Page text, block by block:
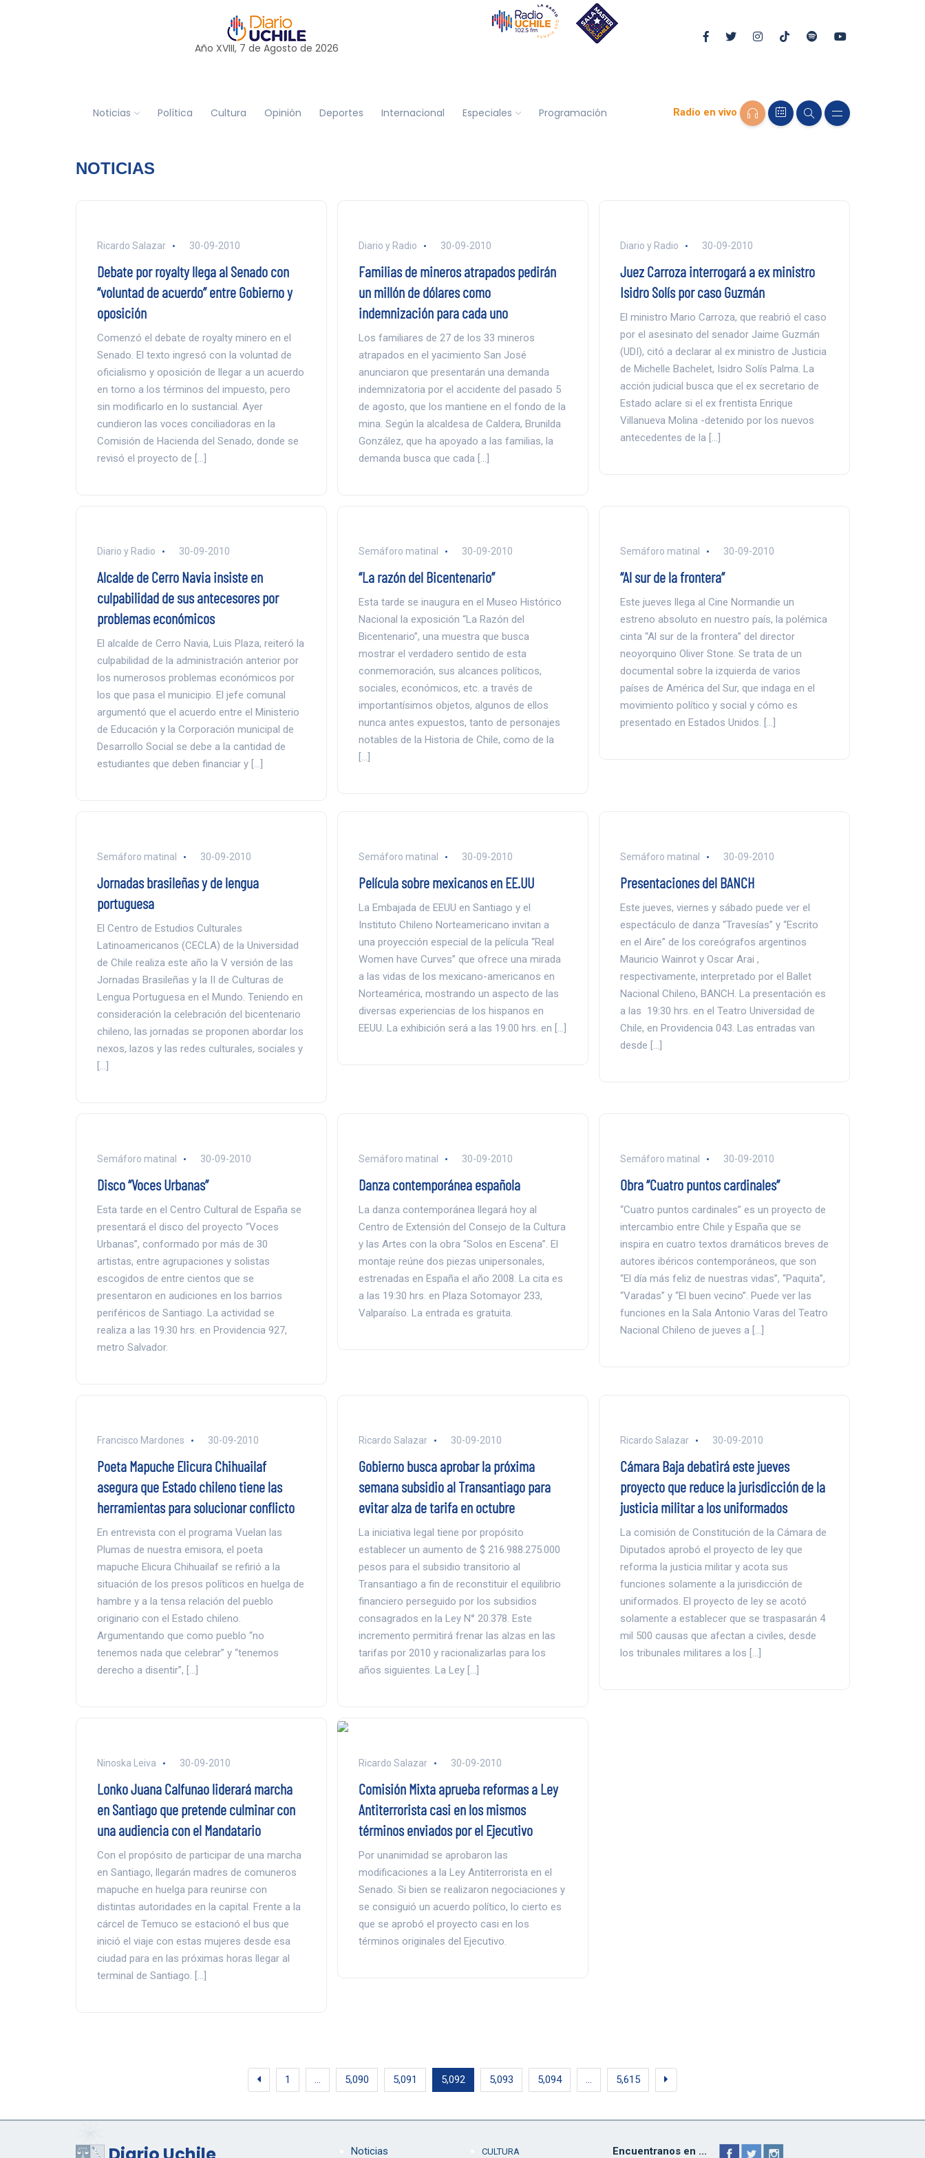
Año XVIII, 7 de Agosto de 2026
Noticias Política Cultura Opinión Deportes Internacional Especiales Programación Radio en vivo
NOTICIAS
Ricardo Salazar 30-09-2010
Debate por royalty llega al Senado con
“voluntad de acuerdo” entre Gobierno y
oposición
Comenzó el debate de royalty minero en el
Senado. El texto ingresó con la voluntad de
oficialismo y oposición de llegar a un acuerdo
en torno a los términos del impuesto, pero
sin modificarlo en lo sustancial. Ayer
cundieron las voces conciliadoras en la
Comisión de Hacienda del Senado, donde se
revisó el proyecto de […]
Diario y Radio 30-09-2010
Familias de mineros atrapados pedirán
un millón de dólares como
indemnización para cada uno
Los familiares de 27 de los 33 mineros
atrapados en el yacimiento San José
anunciaron que presentarán una demanda
indemnizatoria por el accidente del pasado 5
de agosto, que los mantiene en el fondo de la
mina. Según la alcaldesa de Caldera, Brunilda
González, que ha apoyado a las familias, la
demanda busca que cada […]
Diario y Radio 30-09-2010
Juez Carroza interrogará a ex ministro
Isidro Solís por caso Guzmán
El ministro Mario Carroza, que reabrió el caso
por el asesinato del senador Jaime Guzmán
(UDI), citó a declarar al ex ministro de Justicia
de Michelle Bachelet, Isidro Solís Palma. La
acción judicial busca que el ex secretario de
Estado aclare si el ex frentista Enrique
Villanueva Molina -detenido por los nuevos
antecedentes de la […]
Diario y Radio 30-09-2010
Alcalde de Cerro Navia insiste en
culpabilidad de sus antecesores por
problemas económicos
El alcalde de Cerro Navia, Luis Plaza, reiteró la
culpabilidad de la administración anterior por
los numerosos problemas económicos por
los que pasa el municipio. El jefe comunal
argumentó que el acuerdo entre el Ministerio
de Educación y la Corporación municipal de
Desarrollo Social se debe a la cantidad de
estudiantes que deben financiar y […]
Semáforo matinal 30-09-2010
“La razón del Bicentenario”
Esta tarde se inaugura en el Museo Histórico
Nacional la exposición “La Razón del
Bicentenario”, una muestra que busca
mostrar el verdadero sentido de esta
conmemoración, sus alcances políticos,
sociales, económicos, etc. a través de
importantísimos objetos, algunos de ellos
nunca antes expuestos, tanto de personajes
notables de la Historia de Chile, como de la
[…]
Semáforo matinal 30-09-2010
“Al sur de la frontera”
Este jueves llega al Cine Normandie un
estreno absoluto en nuestro país, la polémica
cinta “Al sur de la frontera” del director
neoyorquino Oliver Stone. Se trata de un
documental sobre la izquierda de varios
países de América del Sur, que indaga en el
movimiento político y social y cómo es
presentado en Estados Unidos. […]
Semáforo matinal 30-09-2010
Jornadas brasileñas y de lengua
portuguesa
El Centro de Estudios Culturales
Latinoamericanos (CECLA) de la Universidad
de Chile realiza este año la V versión de las
Jornadas Brasileñas y la II de Culturas de
Lengua Portuguesa en el Mundo. Teniendo en
consideración la celebración del bicentenario
chileno, las jornadas se proponen abordar los
nexos, lazos y las redes culturales, sociales y
[…]
Semáforo matinal 30-09-2010
Película sobre mexicanos en EE.UU
La Embajada de EEUU en Santiago y el
Instituto Chileno Norteamericano invitan a
una proyección especial de la película “Real
Women have Curves” que ofrece una mirada
a las vidas de los mexicano-americanos en
Norteamérica, mostrando un aspecto de las
diversas experiencias de los hispanos en
EEUU. La exhibición será a las 19:00 hrs. en […]
Semáforo matinal 30-09-2010
Presentaciones del BANCH
Este jueves, viernes y sábado puede ver el
espectáculo de danza “Travesías” y “Escrito
en el Aire” de los coreógrafos argentinos
Mauricio Wainrot y Oscar Arai ,
respectivamente, interpretado por el Ballet
Nacional Chileno, BANCH. La presentación es
a las 19:30 hrs. en el Teatro Universidad de
Chile, en Providencia 043. Las entradas van
desde […]
Semáforo matinal 30-09-2010
Disco “Voces Urbanas”
Esta tarde en el Centro Cultural de España se
presentará el disco del proyecto “Voces
Urbanas”, conformado por más de 30
artistas, entre agrupaciones y solistas
escogidos de entre cientos que se
presentaron en audiciones en los barrios
periféricos de Santiago. La actividad se
realiza a las 19:30 hrs. en Providencia 927,
metro Salvador.
Semáforo matinal 30-09-2010
Danza contemporánea española
La danza contemporánea llegará hoy al
Centro de Extensión del Consejo de la Cultura
y las Artes con la obra “Solos en Escena”. El
montaje reúne dos piezas unipersonales,
estrenadas en España el año 2008. La cita es
a las 19:30 hrs. en Plaza Sotomayor 233,
Valparaíso. La entrada es gratuita.
Semáforo matinal 30-09-2010
Obra “Cuatro puntos cardinales”
“Cuatro puntos cardinales” es un proyecto de
intercambio entre Chile y España que se
inspira en cuatro textos dramáticos breves de
autores ibéricos contemporáneos, que son
“El día más feliz de nuestras vidas”, “Paquita”,
“Varadas” y “El buen vecino”. Puede ver las
funciones en la Sala Antonio Varas del Teatro
Nacional Chileno de jueves a […]
Francisco Mardones 30-09-2010
Poeta Mapuche Elicura Chihuailaf
asegura que Estado chileno tiene las
herramientas para solucionar conflicto
En entrevista con el programa Vuelan las
Plumas de nuestra emisora, el poeta
mapuche Elicura Chihuailaf se refirió a la
situación de los presos políticos en huelga de
hambre y a la tensa relación del pueblo
originario con el Estado chileno.
Argumentando que como pueblo “no
tenemos nada que celebrar” y “tenemos
derecho a disentir”, […]
Ricardo Salazar 30-09-2010
Gobierno busca aprobar la próxima
semana subsidio al Transantiago para
evitar alza de tarifa en octubre
La iniciativa legal tiene por propósito
establecer un aumento de $ 216.988.275.000
pesos para el subsidio transitorio al
Transantiago a fin de reconstituir el equilibrio
financiero perseguido por los subsidios
consagrados en la Ley N° 20.378. Este
incremento permitirá frenar las alzas en las
tarifas por 2010 y racionalizarlas para los
años siguientes. La Ley […]
Ricardo Salazar 30-09-2010
Cámara Baja debatirá este jueves
proyecto que reduce la jurisdicción de la
justicia militar a los uniformados
La comisión de Constitución de la Cámara de
Diputados aprobó el proyecto de ley que
reforma la justicia militar y acota sus
funciones solamente a la jurisdicción de
uniformados. El proyecto de ley se acotó
solamente a establecer que se traspasarán 4
mil 500 causas que afectan a civiles, desde
los tribunales militares a los […]
Ninoska Leiva 30-09-2010
Lonko Juana Calfunao liderará marcha
en Santiago que pretende culminar con
una audiencia con el Mandatario
Con el propósito de participar de una marcha
en Santiago, llegarán madres de comuneros
mapuche en huelga para reunirse con
distintas autoridades en la capital. Frente a la
cárcel de Temuco se estacionó el bus que
inició el viaje con estas mujeres desde esa
ciudad para en las próximas horas llegar al
terminal de Santiago. […]
Ricardo Salazar 30-09-2010
Comisión Mixta aprueba reformas a Ley
Antiterrorista casi en los mismos
términos enviados por el Ejecutivo
Por unanimidad se aprobaron las
modificaciones a la Ley Antiterrorista en el
Senado. Si bien se realizaron negociaciones y
se consiguió un acuerdo político, lo cierto es
que se aprobó el proyecto casi en los
términos originales del Ejecutivo.
1 … 5,090 5,091 5,092 5,093 5,094 … 5,615
Noticias CULTURA Encuentranos en ...